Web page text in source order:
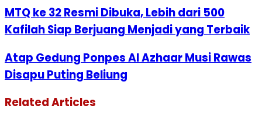
MTQ ke 32 Resmi Dibuka, Lebih dari 500
Kafilah Siap Berjuang Menjadi yang Terbaik
Atap Gedung Ponpes Al Azhaar Musi Rawas
Disapu Puting Beliung
Related Articles